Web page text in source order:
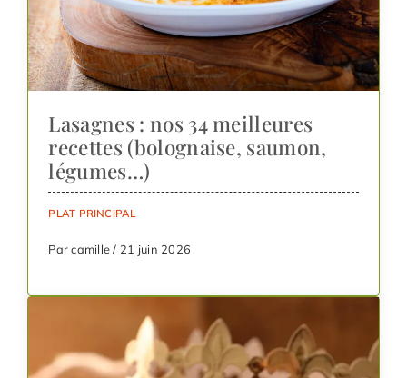
Lasagnes : nos 34 meilleures
recettes (bolognaise, saumon,
légumes…)
PLAT PRINCIPAL
Par camille / 21 juin 2026